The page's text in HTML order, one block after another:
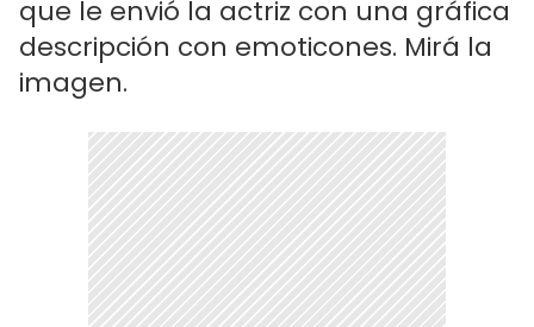
que le envió la actriz con una gráfica
descripción con emoticones. Mirá la
imagen.